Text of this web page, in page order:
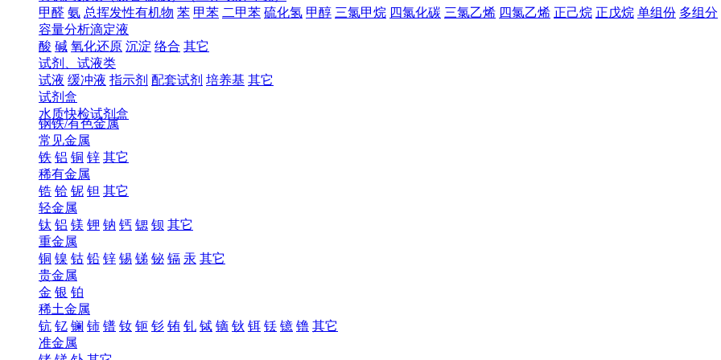
甲醛 氨 总挥发性有机物 苯 甲苯 二甲苯 硫化氢 甲醇 三氯甲烷 四氯化碳 三氯乙烯 四氯乙烯 正己烷 正戊烷 单组份 多组分
容量分析滴定液
酸 碱 氧化还原 沉淀 络合 其它
试剂、试液类
试液 缓冲液 指示剂 配套试剂 培养基 其它
试剂盒
水质快检试剂盒
钢铁/有色金属
常见金属
铁 铝 铜 锌 其它
稀有金属
锆 铪 铌 钽 其它
轻金属
钛 铝 镁 钾 钠 钙 锶 钡 其它
重金属
铜 镍 钴 铅 锌 锡 锑 铋 镉 汞 其它
贵金属
金 银 铂
稀土金属
钪 钇 镧 铈 镨 钕 钷 钐 铕 钆 铽 镝 钬 铒 铥 镱 镥 其它
准金属